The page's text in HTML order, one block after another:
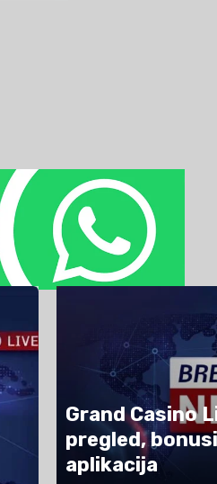
Grand Casino
pregled,
aplikacija